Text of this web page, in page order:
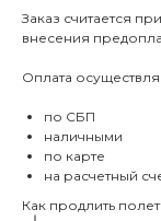
Заказ считается
внесения
Оплата
по СБП
наличными
по карте
на расчетный
Как продлить